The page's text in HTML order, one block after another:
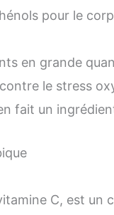
pour le
en grande
le stress
fait un
C, est